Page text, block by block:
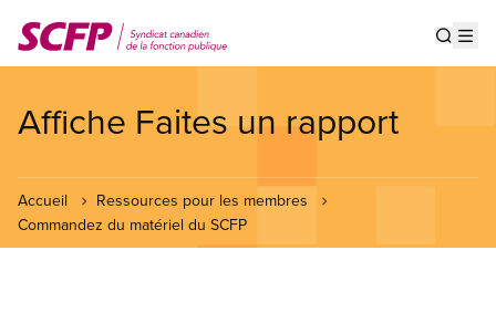
au
contenu
Affiche Faites un rapport
Accueil
Ressources pour les membres
Commandez du matériel du SCFP